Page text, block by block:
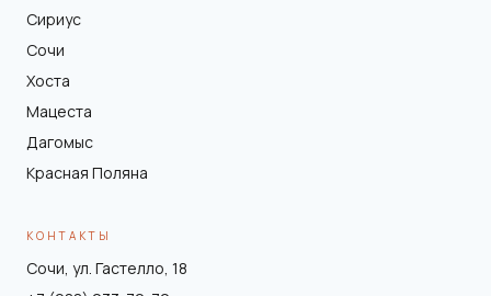
Сириус
Сочи
Хоста
Мацеста
Дагомыс
Красная Поляна
КОНТАКТЫ
Сочи, ул. Гастелло, 18